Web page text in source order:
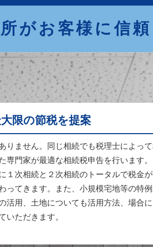
がお客様に信
限の節税を提案
りません。同じ相続でも税理士によって
専門家が最適な相続税申告を行います。
１次相続と２次相続のトータルで税金
ってきます。また、小規模宅地等の特
活用、土地についても活用方法、場合
いただきます。